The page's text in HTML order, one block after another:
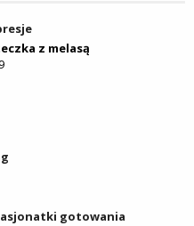
z melasą
gotowania